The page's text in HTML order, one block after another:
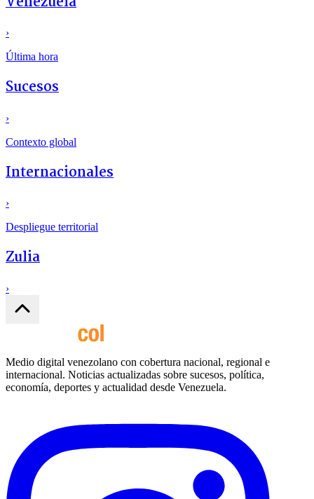
›
Última hora
Sucesos
›
Contexto global
Internacionales
›
Despliegue territorial
Zulia
›
Medio digital venezolano con cobertura nacional, regional e
internacional. Noticias actualizadas sobre sucesos, política,
economía, deportes y actualidad desde Venezuela.